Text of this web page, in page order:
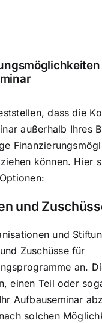
dass die
außerhalb Ihres
können. Hier
und
und
Zuschüsse für
an.
einen Teil oder
Aufbauseminar
solchen